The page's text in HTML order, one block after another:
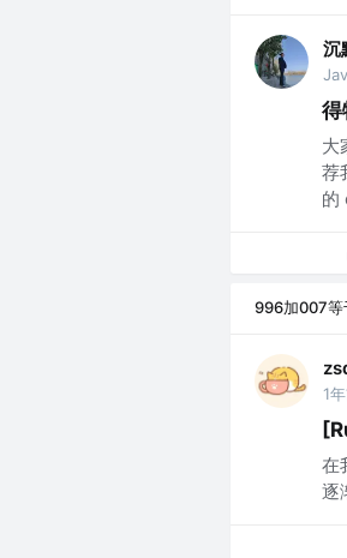
沉
得
大
荐
的
996加007等
1
在
逐